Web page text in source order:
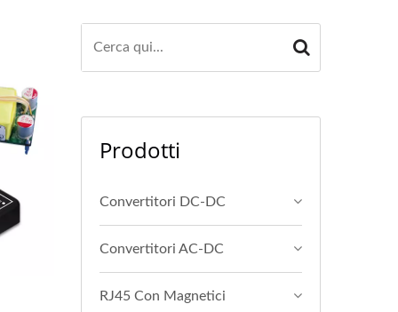
Prodotti
Convertitori DC-DC
Convertitori AC-DC
RJ45 Con Magnetici